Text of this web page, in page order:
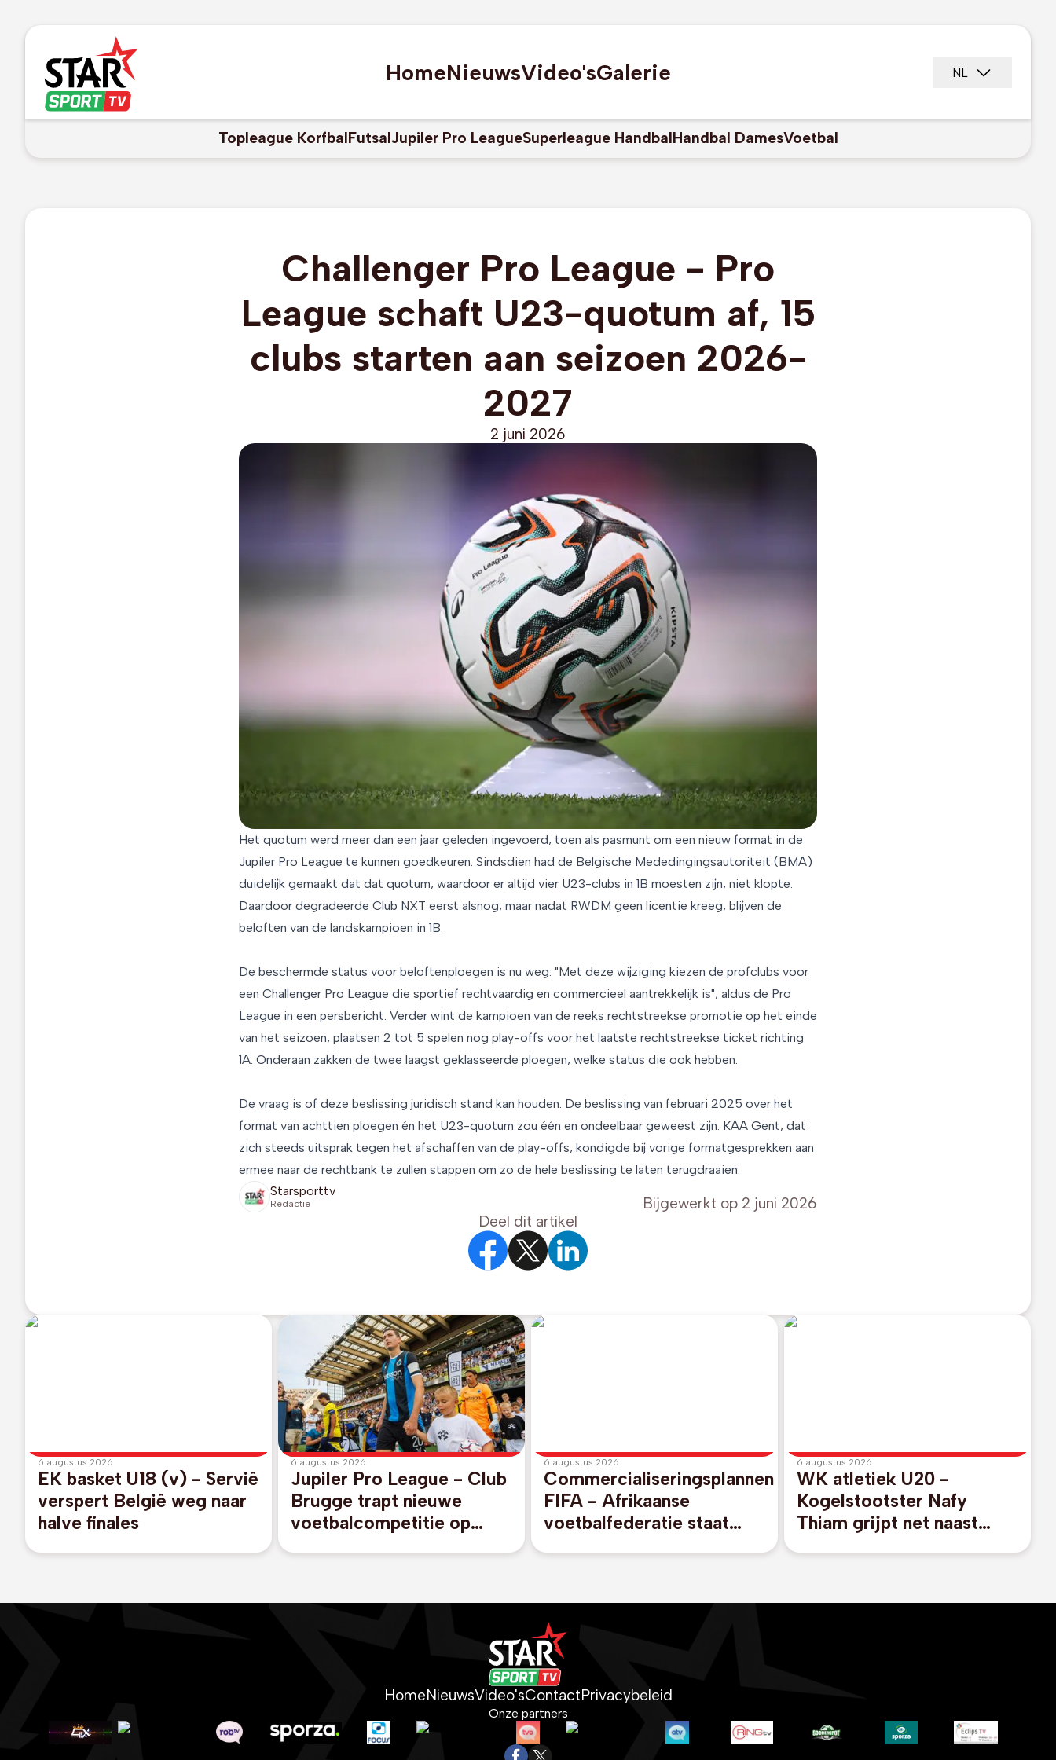
HomeNieuwsVideo'sGalerie NL
Topleague KorfbalFutsalJupiler Pro LeagueSuperleague HandbalHandbal DamesVoetbal
Challenger Pro League - Pro
League schaft U23-quotum af, 15
clubs starten aan seizoen 2026-
2027
2 juni 2026
Het quotum werd meer dan een jaar geleden ingevoerd, toen als pasmunt om een nieuw format in de
Jupiler Pro League te kunnen goedkeuren. Sindsdien had de Belgische Mededingingsautoriteit (BMA)
duidelijk gemaakt dat dat quotum, waardoor er altijd vier U23-clubs in 1B moesten zijn, niet klopte.
Daardoor degradeerde Club NXT eerst alsnog, maar nadat RWDM geen licentie kreeg, blijven de
beloften van de landskampioen in 1B.
De beschermde status voor beloftenploegen is nu weg: "Met deze wijziging kiezen de profclubs voor
een Challenger Pro League die sportief rechtvaardig en commercieel aantrekkelijk is", aldus de Pro
League in een persbericht. Verder wint de kampioen van de reeks rechtstreekse promotie op het einde
van het seizoen, plaatsen 2 tot 5 spelen nog play-offs voor het laatste rechtstreekse ticket richting
1A. Onderaan zakken de twee laagst geklasseerde ploegen, welke status die ook hebben.
De vraag is of deze beslissing juridisch stand kan houden. De beslissing van februari 2025 over het
format van achttien ploegen én het U23-quotum zou één en ondeelbaar geweest zijn. KAA Gent, dat
zich steeds uitsprak tegen het afschaffen van de play-offs, kondigde bij vorige formatgesprekken aan
ermee naar de rechtbank te zullen stappen om zo de hele beslissing te laten terugdraaien.
Starsporttv
Redactie Bijgewerkt op 2 juni 2026
Deel dit artikel
6 augustus 2026
EK basket U18 (v) - Servië
verspert België weg naar
halve finales
6 augustus 2026
Jupiler Pro League - Club
Brugge trapt nieuwe
voetbalcompetitie op
6 augustus 2026
Commercialiseringsplannen
FIFA - Afrikaanse
voetbalfederatie staat
6 augustus 2026
WK atletiek U20 -
Kogelstootster Nafy
Thiam grijpt net naast
HomeNieuwsVideo'sContactPrivacybeleid
Onze partners